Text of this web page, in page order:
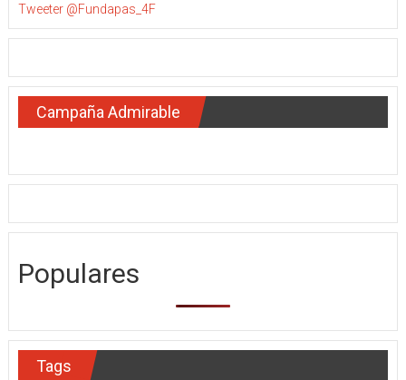
Tweeter @Fundapas_4F
Campaña Admirable
Populares
Tags